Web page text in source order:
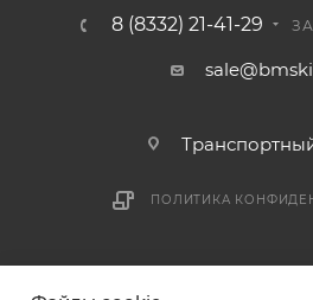
ВАЖНО: Покупатель обязан
отказаться от доставки.
Доставка заказов по России
8 (8332) 21-41-29
ПОЛИТИКА